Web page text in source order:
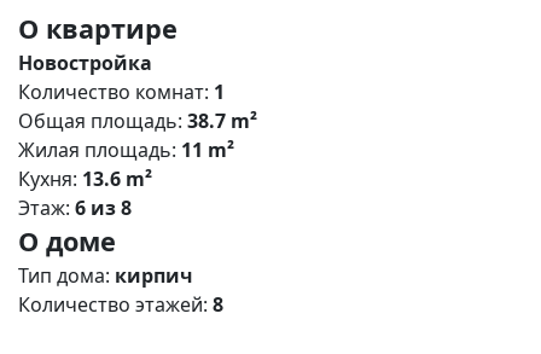
нас, Вы получаете: 1. 0% комиссии и оформление
ипотеки бесплатно; 2. Покупку недвижимости по
цене застройщика + акции, бонусы, подарки; 3.
Экспертное мнение о каждом застройщике. Ваши
интересы — наш приоритет! 4. Профессиональную
поддержку на всех этапах сделки до получения
ключей; 5. Фейерверк подарков🎁 🎁 🎁! Купи с
нами и выбери свой ПОДАРОК! Жилой комплекс
«Зелёный квартал» (Симферополь) Общая
концепция «Зелёный квартал» — современный
жилой комплекс комфорт‑класса, сочетающий
О квартире
Новостройка
Количество комнат: 1
Общая площадь: 38.7 m²
Жилая площадь: 11 m²
Кухня: 13.6 m²
Этаж: 6 из 8
О доме
Тип дома: кирпич
Количество этажей: 8